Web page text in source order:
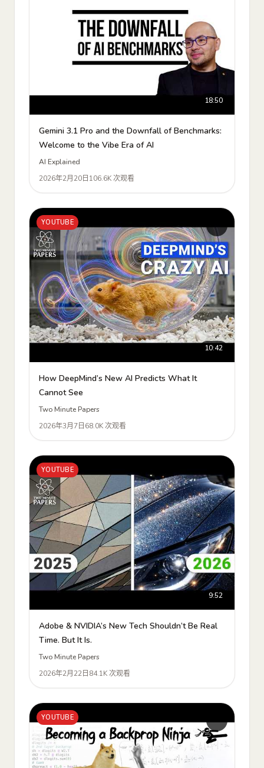
18:50
Gemini 3.1 Pro and the Downfall of Benchmarks:
Welcome to the Vibe Era of AI
AI Explained
2026年2月20日 106.6K 次观看
YOUTUBE
10:42
How DeepMind’s New AI Predicts What It
Cannot See
Two Minute Papers
2026年3月7日 68.0K 次观看
YOUTUBE
9:52
Adobe & NVIDIA’s New Tech Shouldn’t Be Real
Time. But It Is.
Two Minute Papers
2026年2月22日 84.1K 次观看
YOUTUBE